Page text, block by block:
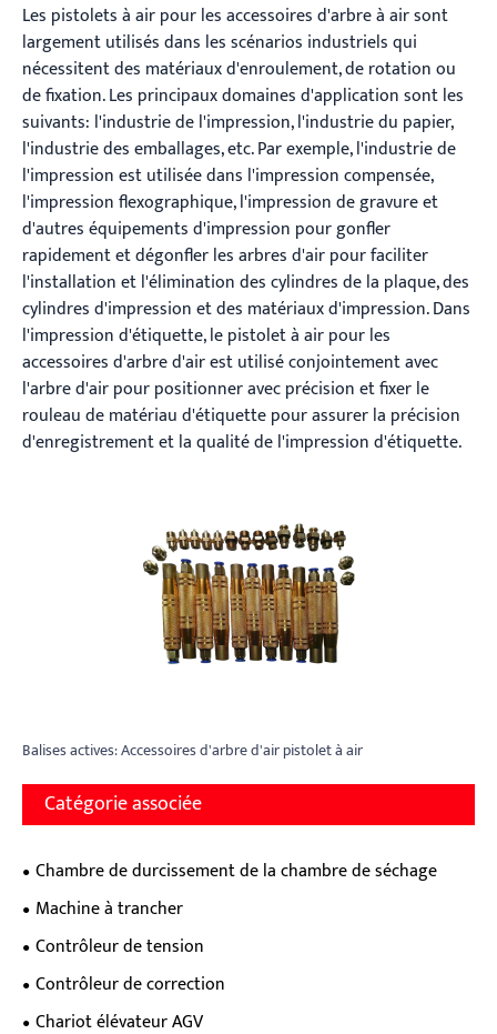
Les pistolets à air pour les accessoires d'arbre à air sont
largement utilisés dans les scénarios industriels qui
nécessitent des matériaux d'enroulement, de rotation ou
de fixation. Les principaux domaines d'application sont les
suivants: l'industrie de l'impression, l'industrie du papier,
l'industrie des emballages, etc. Par exemple, l'industrie de
l'impression est utilisée dans l'impression compensée,
l'impression flexographique, l'impression de gravure et
d'autres équipements d'impression pour gonfler
rapidement et dégonfler les arbres d'air pour faciliter
l'installation et l'élimination des cylindres de la plaque, des
cylindres d'impression et des matériaux d'impression. Dans
l'impression d'étiquette, le pistolet à air pour les
accessoires d'arbre d'air est utilisé conjointement avec
l'arbre d'air pour positionner avec précision et fixer le
rouleau de matériau d'étiquette pour assurer la précision
d'enregistrement et la qualité de l'impression d'étiquette.
Balises actives: Accessoires d'arbre d'air pistolet à air
Catégorie associée
Chambre de durcissement de la chambre de séchage
Machine à trancher
Contrôleur de tension
Contrôleur de correction
Chariot élévateur AGV